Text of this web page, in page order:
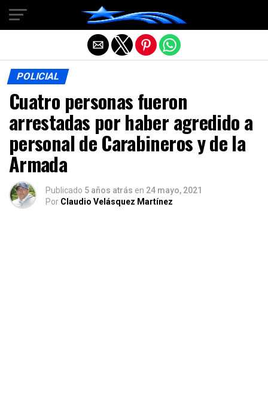
POLICIAL
Cuatro personas fueron
arrestadas por haber agredido a
personal de Carabineros y de la
Armada
Publicado 5 años atrás en 24 mayo, 2021
Por Claudio Velásquez Martínez
Salir de la versión móvil